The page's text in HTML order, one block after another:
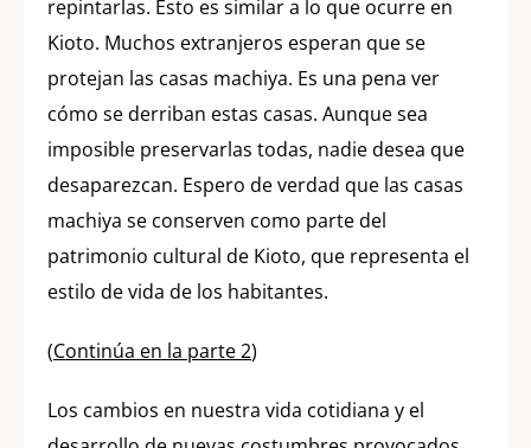
repintarlas. Esto es similar a lo que ocurre en
Kioto. Muchos extranjeros esperan que se
protejan las casas machiya. Es una pena ver
cómo se derriban estas casas. Aunque sea
imposible preservarlas todas, nadie desea que
desaparezcan. Espero de verdad que las casas
machiya se conserven como parte del
patrimonio cultural de Kioto, que representa el
estilo de vida de los habitantes.
(Continúa en la parte 2)
Los cambios en nuestra vida cotidiana y el